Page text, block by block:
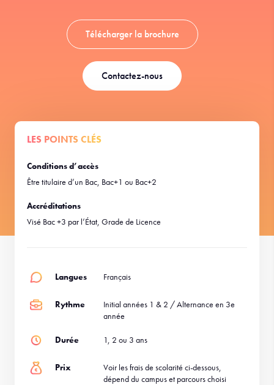
Télécharger la brochure
Contactez-nous
LES POINTS CLÉS
Conditions d’accès
Être titulaire d’un Bac, Bac+1 ou Bac+2
Accréditations
Visé Bac +3 par l’État, Grade de Licence
Langues Français
Rythme
Initial années 1 & 2 / Alternance en 3e
année
Durée 1, 2 ou 3 ans
Prix
Voir les frais de scolarité ci-dessous,
dépend du campus et parcours choisi